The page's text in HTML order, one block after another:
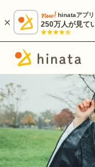
hinataアプリ
250万人が見て